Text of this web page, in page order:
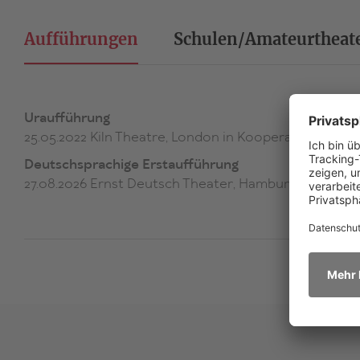
Aufführungen Schulen/
Uraufführung
25.05.2022 Kiln Theatre, London in Kooperation mit
Deutschsprachige Erstaufführung
27.08.2026 Ernst Deutsch Theater, Hamburg (Regie: